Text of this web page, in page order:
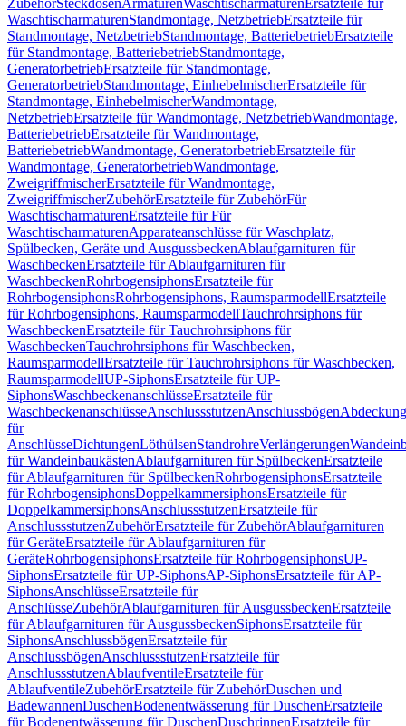
ZubehörSteckdosenArmaturenWaschtischarmaturen Ersatzteile für
WaschtischarmaturenStandmontage, NetzbetriebErsatzteile für
Standmontage, NetzbetriebStandmontage, BatteriebetriebErsatzteile
für Standmontage, BatteriebetriebStandmontage,
GeneratorbetriebErsatzteile für Standmontage,
GeneratorbetriebStandmontage, EinhebelmischerErsatzteile für
Standmontage, EinhebelmischerWandmontage,
NetzbetriebErsatzteile für Wandmontage, NetzbetriebWandmontage,
BatteriebetriebErsatzteile für Wandmontage,
BatteriebetriebWandmontage, GeneratorbetriebErsatzteile für
Wandmontage, GeneratorbetriebWandmontage,
ZweigriffmischerErsatzteile für Wandmontage,
ZweigriffmischerZubehörErsatzteile für ZubehörFür
WaschtischarmaturenErsatzteile für Für
WaschtischarmaturenApparateanschlüsse für Waschplatz,
Spülbecken, Geräte und AusgussbeckenAblaufgarnituren für
WaschbeckenErsatzteile für Ablaufgarnituren für
WaschbeckenRohrbogensiphonsErsatzteile für
RohrbogensiphonsRohrbogensiphons, RaumsparmodellErsatzteile
für Rohrbogensiphons, RaumsparmodellTauchrohrsiphons für
WaschbeckenErsatzteile für Tauchrohrsiphons für
WaschbeckenTauchrohrsiphons für Waschbecken,
RaumsparmodellErsatzteile für Tauchrohrsiphons für Waschbecken,
RaumsparmodellUP-SiphonsErsatzteile für UP-
SiphonsWaschbeckenanschlüsseErsatzteile für
WaschbeckenanschlüsseAnschlussstutzenAnschlussbögen
für
AnschlüsseDichtungenLöthülsenStandrohreVerlängerungen
für WandeinbaukästenAblaufgarnituren für SpülbeckenErsatzteile
für Ablaufgarnituren für SpülbeckenRohrbogensiphonsErsatzteile
für RohrbogensiphonsDoppelkammersiphonsErsatzteile für
DoppelkammersiphonsAnschlussstutzenErsatzteile für
AnschlussstutzenZubehörErsatzteile für ZubehörAblaufgarnituren
für GeräteErsatzteile für Ablaufgarnituren für
GeräteRohrbogensiphonsErsatzteile für RohrbogensiphonsUP-
SiphonsErsatzteile für UP-SiphonsAP-SiphonsErsatzteile für AP-
SiphonsAnschlüsseErsatzteile für
AnschlüsseZubehörAblaufgarnituren für AusgussbeckenErsatzteile
für Ablaufgarnituren für AusgussbeckenSiphonsErsatzteile für
SiphonsAnschlussbögenErsatzteile für
AnschlussbögenAnschlussstutzenErsatzteile für
AnschlussstutzenAblaufventileErsatzteile für
AblaufventileZubehörErsatzteile für ZubehörDuschen und
BadewannenDuschenBodenentwässerung für DuschenErsatzteile
für Bodenentwässerung für DuschenDuschrinnenErsatzteile für